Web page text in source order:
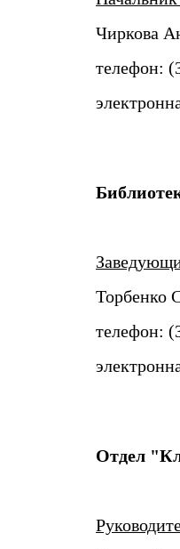
Чиркова
телефон:
Торбенко
телефон:
Отдел